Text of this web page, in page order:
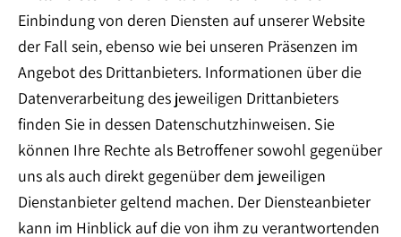
Einbindung von deren Diensten auf unserer Website
der Fall sein, ebenso wie bei unseren Präsenzen im
Angebot des Drittanbieters. Informationen über die
Datenverarbeitung des jeweiligen Drittanbieters
finden Sie in dessen Datenschutzhinweisen. Sie
können Ihre Rechte als Betroffener sowohl gegenüber
uns als auch direkt gegenüber dem jeweiligen
Dienstanbieter geltend machen. Der Diensteanbieter
kann im Hinblick auf die von ihm zu verantwortenden